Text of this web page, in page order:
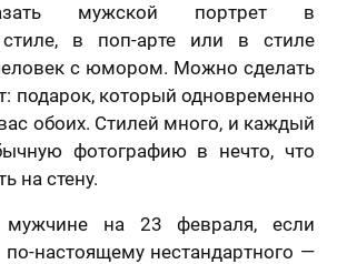
мужской портрет в
стиле, в поп-арте или в стиле
с юмором. Можно сделать
подарок, который одновременно
обоих. Стилей много, и каждый
фотографию в нечто, что
на стену.
мужчине на 23 февраля, если
по-настоящему нестандартного —